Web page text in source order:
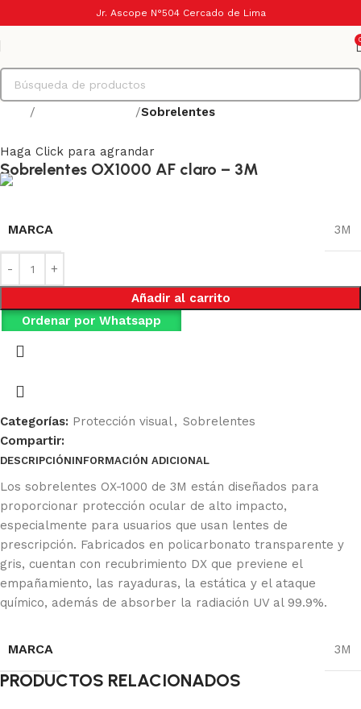
Jr. Ascope N°504 Cercado de Lima
Sobrelentes
Haga Click para agrandar
Sobrelentes OX1000 AF claro – 3M
MARCA 3M
Añadir al carrito
Ordenar por Whatsapp
Categorías: Protección visual , Sobrelentes
Compartir:
DESCRIPCIÓNINFORMACIÓN ADICIONAL
Los sobrelentes OX-1000 de 3M están diseñados para
proporcionar protección ocular de alto impacto,
especialmente para usuarios que usan lentes de
prescripción. Fabricados en policarbonato transparente y
gris, cuentan con recubrimiento DX que previene el
empañamiento, las rayaduras, la estática y el ataque
químico, además de absorber la radiación UV al 99.9%.
MARCA 3M
PRODUCTOS RELACIONADOS